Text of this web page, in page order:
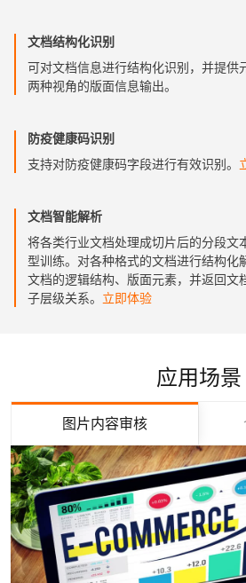
文档结构化识别
可对文档信息进行结构化识别，并提供
两种视角的版面信息输出。
防疫健康码识别
支持对防疫健康码字段进行有效识别。
文档智能解析
将各类行业文档处理成切片后的分段文
型训练。对各种格式的文档进行结构化
文档的逻辑结构、版面元素，并返回文
子层级关系。 立即体验
应用场景
图片内容审核